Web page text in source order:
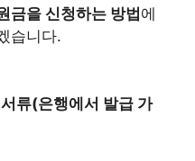
금을 신청하는 방법에
습니다.
류(은행에서 발급 가